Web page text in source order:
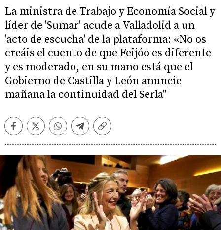
La ministra de Trabajo y Economía Social y
líder de 'Sumar' acude a Valladolid a un
'acto de escucha' de la plataforma: «No os
creáis el cuento de que Feijóo es diferente
y es moderado, en su mano está que el
Gobierno de Castilla y León anuncie
mañana la continuidad del Serla"
FacebookTwitterWhatsappTelegramCopiar